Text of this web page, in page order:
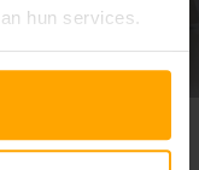
hun services.